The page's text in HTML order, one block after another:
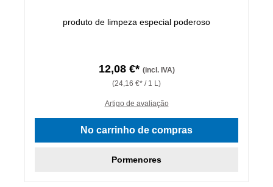
produto de limpeza especial poderoso
12,08 €* (incl. IVA)
(24,16 €* / 1 L)
Artigo de avaliação
No carrinho de compras
Pormenores